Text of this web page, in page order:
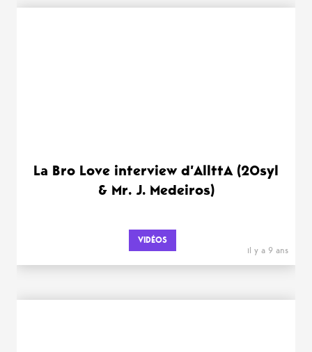
La Bro Love interview d’AllttA (20syl
& Mr. J. Medeiros)
VIDÉOS
il y a 9 ans